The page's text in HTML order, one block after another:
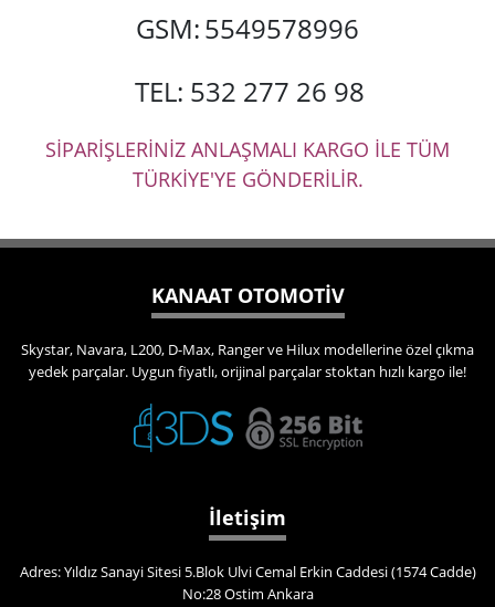
GSM:5549578996
TEL: 532 277 26 98
SİPARİŞLERİNİZ ANLAŞMALI KARGO İLE TÜM
TÜRKİYE'YE GÖNDERİLİR.
KANAAT OTOMOTİV
Skystar, Navara, L200, D-Max, Ranger ve Hilux modellerine özel çıkma
yedek parçalar. Uygun fiyatlı, orijinal parçalar stoktan hızlı kargo ile!
İletişim
Adres: Yıldız Sanayi Sitesi 5.Blok Ulvi Cemal Erkin Caddesi (1574 Cadde)
No:28 Ostim Ankara